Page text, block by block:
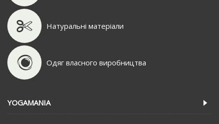
Натуральні матеріали
Одяг власного виробництва
YOGAMANIA